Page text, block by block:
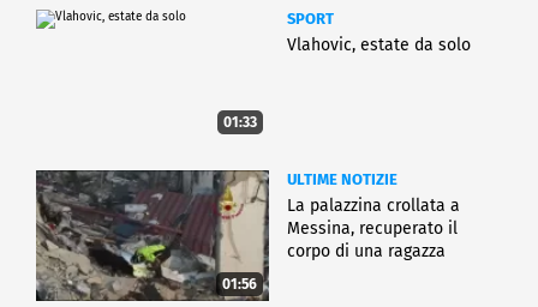
01:33
SPORT
Vlahovic, estate da solo
01:56
ULTIME NOTIZIE
La palazzina crollata a
Messina, recuperato il
corpo di una ragazza